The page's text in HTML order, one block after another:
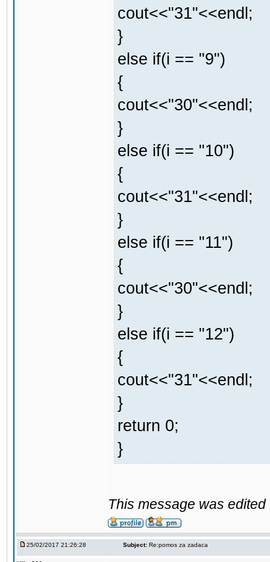
cout<<"31"<<endl;
}
else if(i == "9")
{
cout<<"30"<<endl;
}
else if(i == "10")
{
cout<<"31"<<endl;
}
else if(i == "11")
{
cout<<"30"<<endl;
}
else if(i == "12")
{
cout<<"31"<<endl;
}
return 0;
}
This message was
25/02/2017 21:26:28 Subject: Re:pomos za zadaca